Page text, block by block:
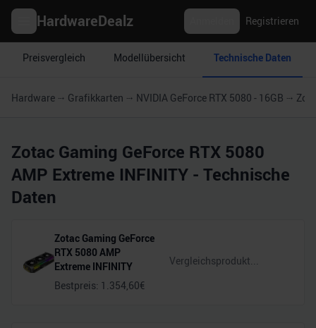
HardwareDealz Registrieren
Preisvergleich Modellübersicht Technische Daten
Hardware Grafikkarten NVIDIA GeForce RTX 5080 - 16GB
Zotac Gaming GeForce RTX 5080
AMP Extreme INFINITY - Technische
Daten
Zotac Gaming GeForce
RTX 5080 AMP
Extreme INFINITY
Bestpreis: 1.354,60€